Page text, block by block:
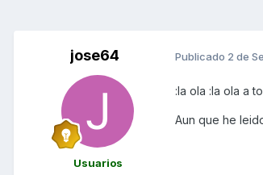
jose64
Usuarios
Publicado 2 de
:la ola :la ola a
Aun que he